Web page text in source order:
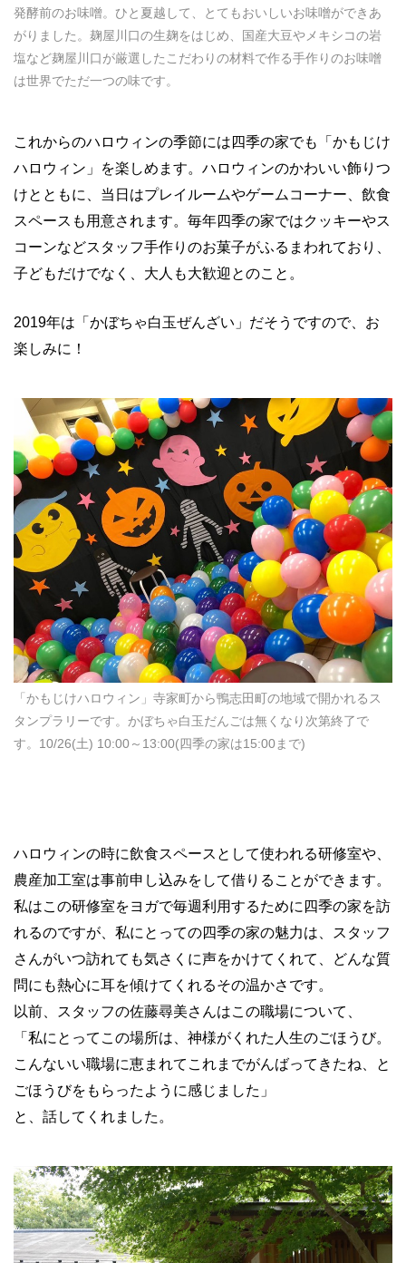
発酵前のお味噌。ひと夏越して、とてもおいしいお味噌ができあ
がりました。麹屋川口の生麹をはじめ、国産大豆やメキシコの岩
塩など麹屋川口が厳選したこだわりの材料で作る手作りのお味噌
は世界でただ一つの味です。
これからのハロウィンの季節には四季の家でも「かもじけ
ハロウィン」を楽しめます。ハロウィンのかわいい飾りつ
けとともに、当日はプレイルームやゲームコーナー、飲食
スペースも用意されます。毎年四季の家ではクッキーやス
コーンなどスタッフ手作りのお菓子がふるまわれており、
子どもだけでなく、大人も大歓迎とのこと。
2019年は「かぼちゃ白玉ぜんざい」だそうですので、お
楽しみに！
「かもじけハロウィン」寺家町から鴨志田町の地域で開かれるス
タンプラリーです。かぼちゃ白玉だんごは無くなり次第終了で
す。10/26(土) 10:00～13:00(四季の家は15:00まで)
ハロウィンの時に飲食スペースとして使われる研修室や、
農産加工室は事前申し込みをして借りることができます。
私はこの研修室をヨガで毎週利用するために四季の家を訪
れるのですが、私にとっての四季の家の魅力は、スタッフ
さんがいつ訪れても気さくに声をかけてくれて、どんな質
問にも熱心に耳を傾けてくれるその温かさです。
以前、スタッフの佐藤尋美さんはこの職場について、
「私にとってこの場所は、神様がくれた人生のごほうび。
こんないい職場に恵まれてこれまでがんばってきたね、と
ごほうびをもらったように感じました」
と、話してくれました。